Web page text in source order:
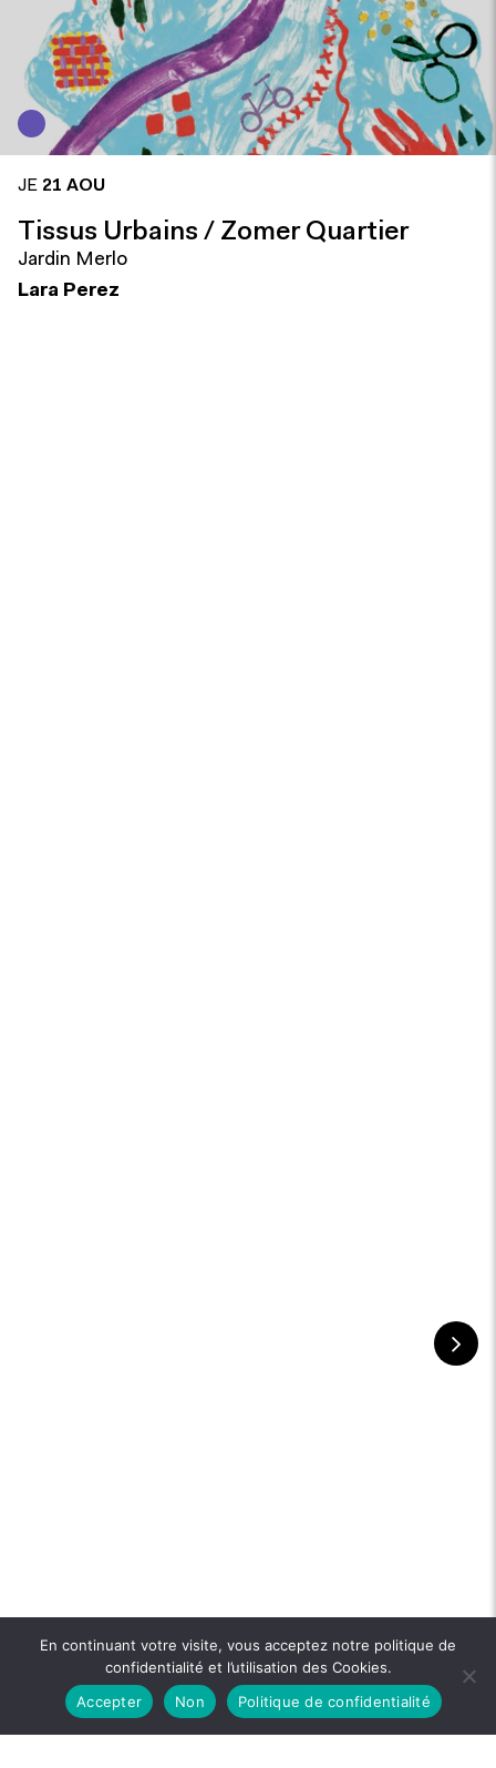
JE 21 AOU
Tissus Urbains / Zomer Quartier
Jardin Merlo
Lara Perez
En continuant votre visite, vous acceptez notre politique de
confidentialité et l’utilisation des Cookies.
Accepter
Non Politique de confidentialité